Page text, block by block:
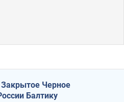
Закрытое Черное
Балтику